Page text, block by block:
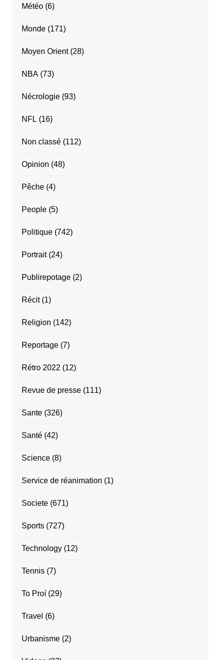
Météo(6)
Monde(171)
Moyen Orient(28)
NBA(73)
Nécrologie(93)
NFL (16)
Non classé(112)
Opinion (48)
Pêche(4)
People(5)
Politique(742)
Portrait(24)
Publirepotage(2)
Récit(1)
Religion (142)
Reportage(7)
Rétro 2022 (12)
Revue de presse(111)
Sante(326)
Santé(42)
Science(8)
Service de réanimation (1)
Societe(671)
Sports(727)
Technology(12)
Tennis(7)
To Proí(29)
Travel (6)
Urbanisme(2)